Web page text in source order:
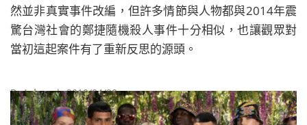
然並非真實事件改編，但許多情節與人物都與2014年震
驚台灣社會的鄭捷隨機殺人事件十分相似，也讓觀眾對
當初這起案件有了重新反思的源頭。
ByJuksy| 2019/04/20